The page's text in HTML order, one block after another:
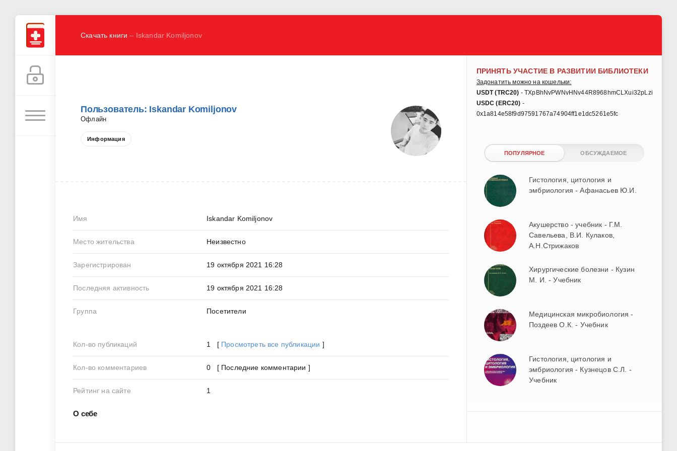
Скачать книги – Iskandar Komiljonov
Пользователь: Iskandar Komiljonov
Офлайн
Информация
Имя Iskandar Komiljonov
Место жительства Неизвестно
Зарегистрирован 19 октября 2021 16:28
Последняя активность 19 октября 2021 16:28
Группа Посетители
Кол-во публикаций 1 [ Просмотреть все публикации ]
Кол-во комментариев 0 [ Последние комментарии ]
Рейтинг на сайте 1
О себе
ПРИНЯТЬ УЧАСТИЕ В РАЗВИТИИ БИБЛИОТЕКИ
Задонатить можно на кошельки:
USDT (TRC20) - TXpBhNvPWNvHNv44R8968hmCLXui32pLzi
USDC (ERC20) -
0x1a814e58f9d97591767a74904ff1e1dc5261e5fc
ПОПУЛЯРНОЕ ОБСУЖДАЕМОЕ
Гистология, цитология и
эмбриология - Афанасьев Ю.И.
Акушерство - учебник - Г.М.
Савельева, В.И. Кулаков,
А.Н.Стрижаков
Хирургические болезни - Кузин
М. И. - Учебник
Медицинская микробиология -
Поздеев О.К. - Учебник
Гистология, цитология и
эмбриология - Кузнецов С.Л. -
Учебник